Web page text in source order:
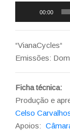
de
áudio
00:00
“VianaCycles“
Emissões:
Ficha técnica:
Produção e
Celso
Apoios: